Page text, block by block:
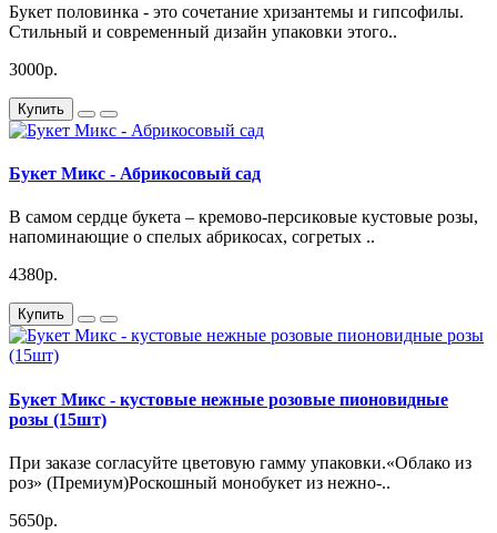
Букет половинка - это сочетание хризантемы и гипсофилы.
Стильный и современный дизайн упаковки этого..
3000р.
Купить
Букет Микс - Абрикосовый сад
В самом сердце букета – кремово-персиковые кустовые розы,
напоминающие о спелых абрикосах, согретых ..
4380р.
Купить
Букет Микс - кустовые нежные розовые пионовидные
розы (15шт)
При заказе согласуйте цветовую гамму упаковки.«Облако из
роз» (Премиум)Роскошный монобукет из нежно-..
5650р.